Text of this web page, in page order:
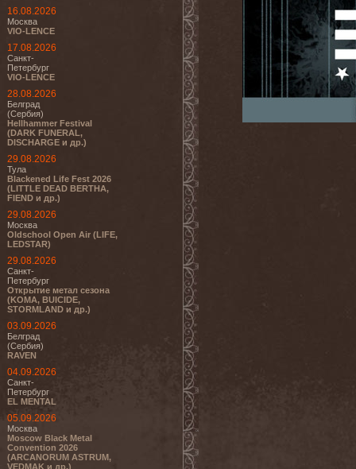
16.08.2026
Москва
VIO-LENCE
17.08.2026
Санкт-
Петербург
VIO-LENCE
28.08.2026
Белград
(Сербия)
Hellhammer Festival
(DARK FUNERAL,
DISCHARGE и др.)
29.08.2026
Тула
Blackened Life Fest 2026
(LITTLE DEAD BERTHA,
FIEND и др.)
29.08.2026
Москва
Oldschool Open Air (LIFE,
LEDSTAR)
29.08.2026
Санкт-
Петербург
Открытие метал сезона
(KOMA, BUICIDE,
STORMLAND и др.)
03.09.2026
Белград
(Сербия)
RAVEN
04.09.2026
Санкт-
Петербург
EL MENTAL
05.09.2026
Москва
Moscow Black Metal
Convention 2026
(ARCANORUM ASTRUM,
VEDMAK и др.)